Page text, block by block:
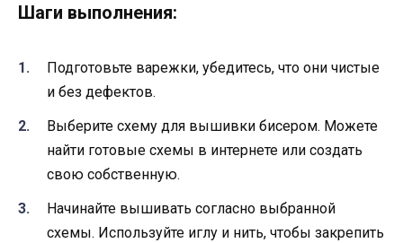
Шаги выполнения:
Подготовьте варежки, убедитесь, что они чистые
и без дефектов.
Выберите схему для вышивки бисером. Можете
найти готовые схемы в интернете или создать
свою собственную.
Начинайте вышивать согласно выбранной
схемы. Используйте иглу и нить, чтобы закрепить